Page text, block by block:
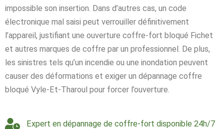
impossible son insertion. Dans d’autres cas, un code
électronique mal saisi peut verrouiller définitivement
l’appareil, justifiant une ouverture coffre-fort bloqué Fichet
et autres marques de coffre par un professionnel. De plus,
les sinistres tels qu’un incendie ou une inondation peuvent
causer des déformations et exiger un dépannage coffre
bloqué Vyle-Et-Tharoul pour forcer l’ouverture.
Expert en dépannage de coffre-fort disponible 24h/7